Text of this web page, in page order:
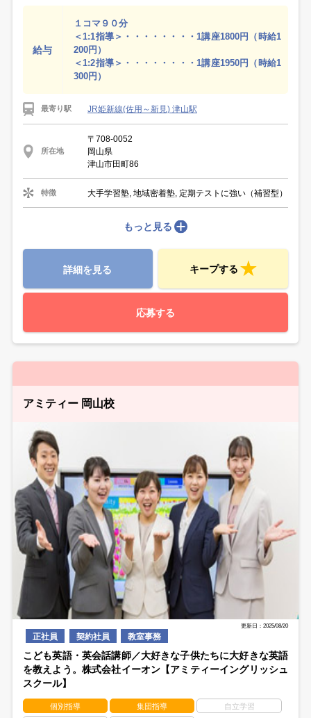
給与
１コマ９０分
＜1:1指導＞・・・・・・・・1講座1800円（時給1
200円）
＜1:2指導＞・・・・・・・・1講座1950円（時給1
300円）
最寄り駅 JR姫新線(佐用～新見) 津山駅
所在地
〒708-0052
岡山県
津山市田町86
特徴 大手学習塾, 地域密着塾, 定期テストに強い（補習型）
もっと見る
詳細を見る キープする
応募する
アミティー 岡山校
更新日：2025/08/20
正社員 契約社員 教室事務
こども英語・英会話講師／大好きな子供たちに大好きな英語
を教えよう。株式会社イーオン【アミティーイングリッシュ
スクール】
個別指導 集団指導 自立学習